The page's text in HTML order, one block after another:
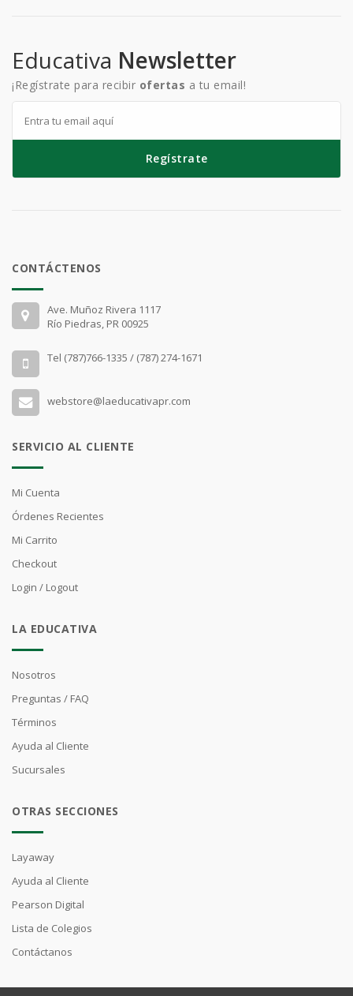
Educativa Newsletter
¡Regístrate para recibir ofertas a tu email!
Regístrate
CONTÁCTENOS
Ave. Muñoz Rivera 1117
Río Piedras, PR 00925
Tel (787)766-1335 / (787) 274-1671
webstore@laeducativapr.com
SERVICIO AL CLIENTE
Mi Cuenta
Órdenes Recientes
Mi Carrito
Checkout
Login / Logout
LA EDUCATIVA
Nosotros
Preguntas / FAQ
Términos
Ayuda al Cliente
Sucursales
OTRAS SECCIONES
Layaway
Ayuda al Cliente
Pearson Digital
Lista de Colegios
Contáctanos